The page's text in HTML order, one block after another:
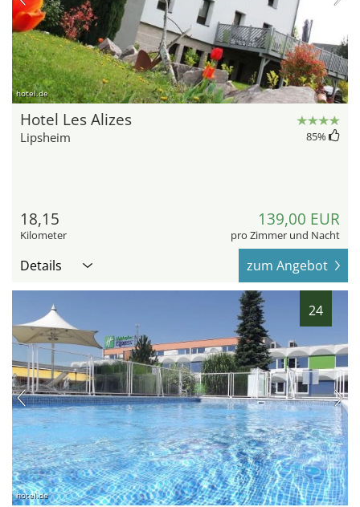
hotel.de
Hotel Les Alizes
Lipsheim 85%
18,15
Kilometer
139,00 EUR
pro Zimmer und Nacht
Details zum Angebot
24
hotel.de